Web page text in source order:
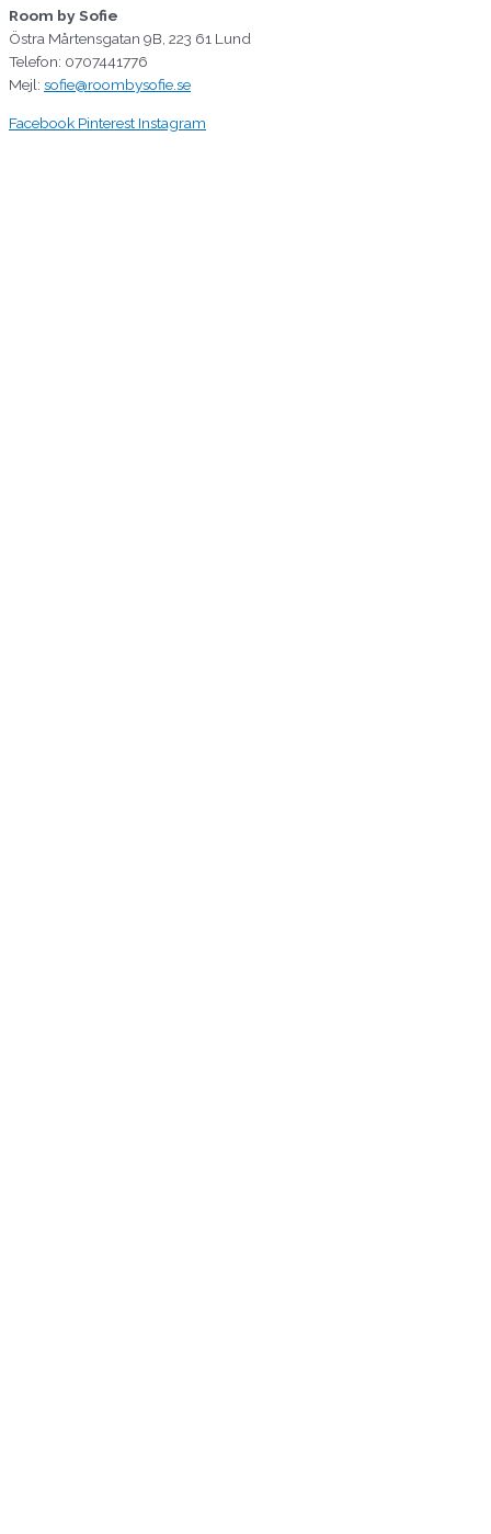
Room by Sofie
Östra Mårtensgatan 9B, 223 61 Lund
Telefon: 0707441776
Mejl: sofie@roombysofie.se
Facebook Pinterest Instagram